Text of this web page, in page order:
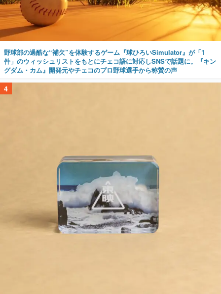
野球部の過酷な“補欠”を体験するゲーム『球ひろいSimulator』が「1
件」のウィッシュリストをもとにチェコ語に対応しSNSで話題に。『キン
グダム・カム』開発元やチェコのプロ野球選手から称賛の声
4